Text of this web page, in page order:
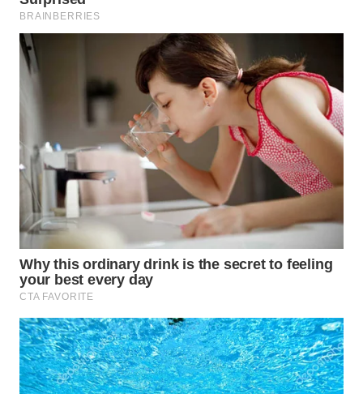
LAWAS
SUMEDANG
WN
KEPULAUAN
SERIBU
WN
TANGERANG
BINJAI
WN
CIREBON